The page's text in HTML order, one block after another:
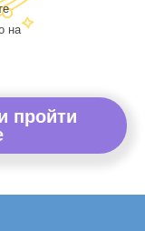
на
пройти